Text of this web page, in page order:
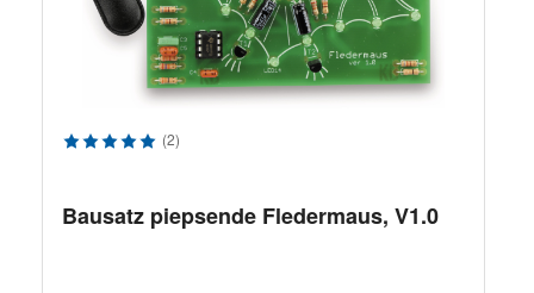
Durchschnittliche Bewertung von 5 von 5 Sternen
(2)
Bausatz piepsende Fledermaus, V1.0